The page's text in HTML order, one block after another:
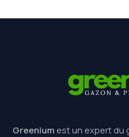
Greenium est un expert du